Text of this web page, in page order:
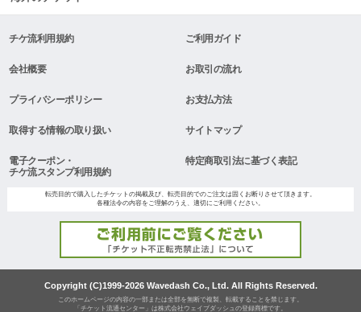
チケ流利用規約 ご利用ガイド
会社概要 お取引の流れ
プライバシーポリシー お支払方法
取得する情報の取り扱い サイトマップ
電子クーポン・
チケ流スタンプ利用規約
特定商取引法に基づく表記
転売目的で購入したチケットの掲載及び、転売目的でのご注文は固くお断りさせて頂きます。
各種法令の内容をご理解のうえ、適切にご利用ください。
Copyright (C)1999-2026 Wavedash Co., Ltd. All Rights Reserved.
このホームページの内容の一部または全部を無断で複製、転載することを禁じます。
「チケット流通センター」は株式会社ウェイブダッシュの登録商標です。